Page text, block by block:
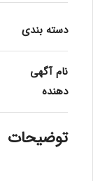
دسته بندی
نام آگهی
دهنده
توضیحات